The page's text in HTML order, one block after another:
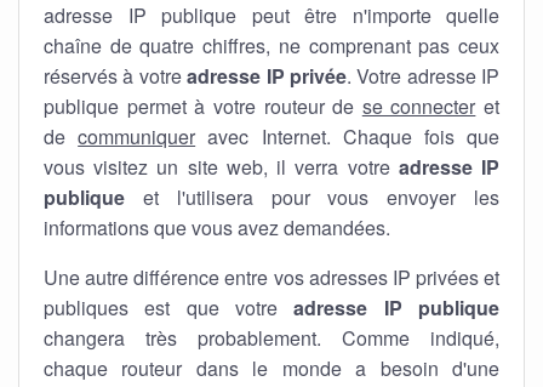
adresse IP publique peut être n'importe quelle
chaîne de quatre chiffres, ne comprenant pas ceux
réservés à votreadresse IP privée. Votre adresse IP
publique permet à votre routeur de se connecter et
decommuniquer avec Internet. Chaque fois que
vous visitez un site web, il verra votre adresse IP
publique et l'utilisera pour vous envoyer les
informations que vous avez demandées.
Une autre différence entre vos adresses IP privées et
publiques est que votreadresse IP publique
changera très probablement. Comme indiqué,
chaque routeur dans le monde a besoin d'une